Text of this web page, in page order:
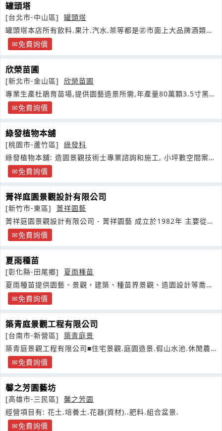
罐頭塔
[台北市-中山區]
罐頭塔
罐頭塔本店所有飲料.果汁.汽水.茶等都是㊣市面上大品牌酒類則
是臺灣菸酒出品
免費詢價
欣榮苗圃
[新北市-金山區]
欣榮苗圃
專業生產杜鵑育苗場,提供園藝造景所需,年產量80萬顆3.5寸黑軟
盆 免費詢價
綠發植物本舖
[桃園市-蘆竹區]
綠發科
綠發植物本舖: 造園景觀技術士專業諮詢和施工, 小坪數空間案件
可 免費詢價
菁祥庭園景觀設計有限公司
[新竹市-東區]
菁祥園藝
菁祥庭園景觀設計有限公司 - 菁祥園藝 成立於1982年 主要從事
園藝景觀的養護維護工作
免費詢價
夏雨種苗
[彰化縣-田尾鄉]
夏雨種苗
夏雨種苗提供園藝、景觀，建築、種苗界景觀、造園設計等喬、
灌木，免費詢價
築青庭景觀工程有限公司
[台南市-新營區]
築青庭景
築青庭景觀工程有限公司■住宅景觀.庭園造景.假山水池.休閒農
場 免費詢價
馨之芳園藝坊
[高雄市-三民區]
馨之芳園
經營項目有: 花土.培養土.花器(資材)..肥料.組合盆景.
免費詢價